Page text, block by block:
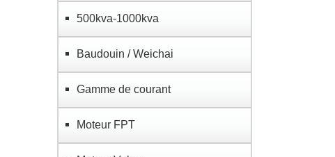
500kva-1000kva
Baudouin / Weichai
Gamme de courant
Moteur FPT